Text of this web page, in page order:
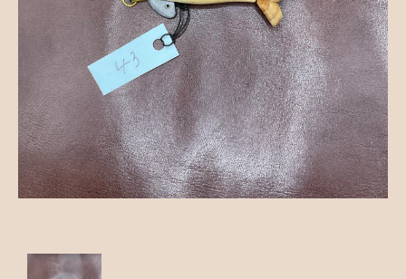
カートを確認する
ショッピングガイド
お知らせ
ブログ
お問い合わせ
革製品
アクセサリー
木工ペット用品
樹脂粘土
在庫あり セール
並び順